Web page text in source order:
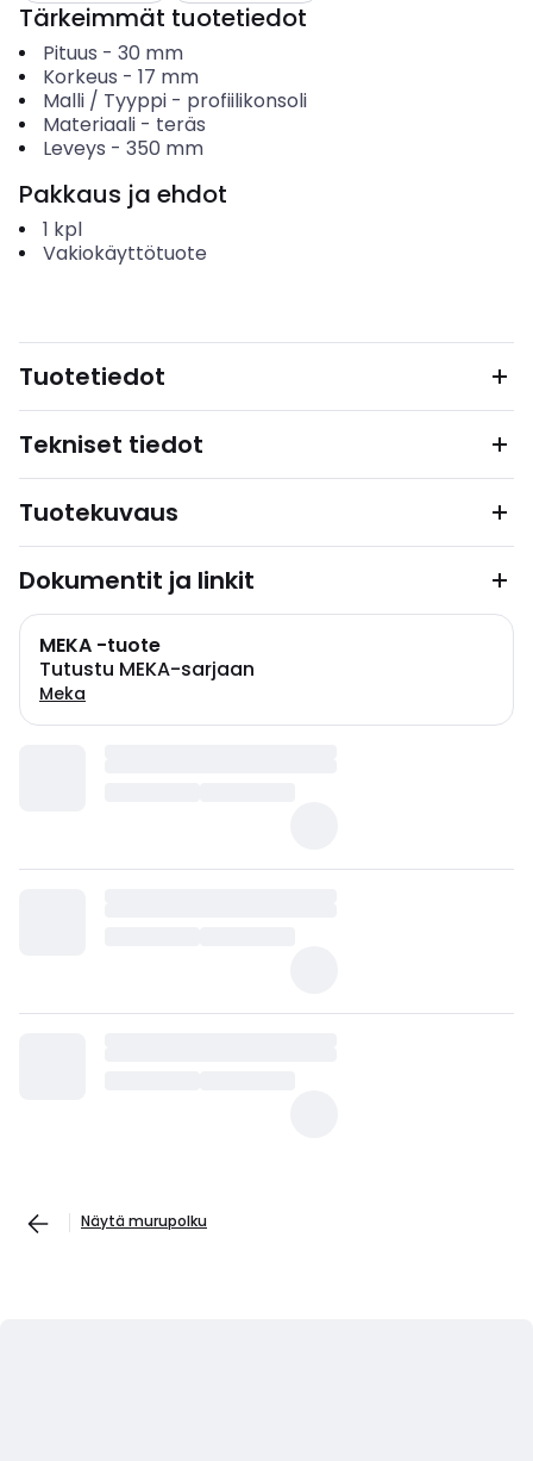
Tärkeimmät tuotetiedot
Pituus - 30 mm
Korkeus - 17 mm
Malli / Tyyppi- profiilikonsoli
Materiaali- teräs
Leveys - 350 mm
Pakkaus ja ehdot
1 kpl
Vakiokäyttötuote
Tuotetiedot
Tekniset tiedot
Tuotekuvaus
Dokumentit ja linkit
MEKA -tuote
Tutustu MEKA-sarjaan
Meka
Näytä murupolku